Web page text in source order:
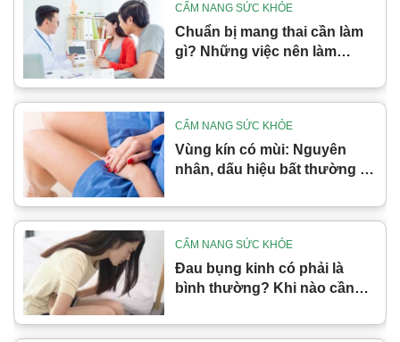
CẨM NANG SỨC KHỎE
Chuẩn bị mang thai cần làm
gì? Những việc nên làm
CẨM NANG SỨC KHỎE
Vùng kín có mùi: Nguyên
nhân, dấu hiệu bất thường và
CẨM NANG SỨC KHỎE
Đau bụng kinh có phải là
bình thường? Khi nào cần